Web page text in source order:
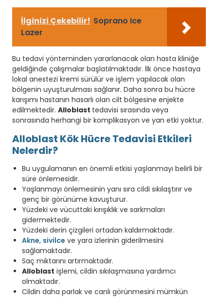
İlginizi Çekebilir! Soprano Ice
Lazer
Bu tedavi yönteminden yararlanacak olan hasta kliniğe
geldiğinde çalışmalar başlatılmaktadır. İlk önce hastaya
lokal anestezi kremi sürülür ve işlem yapılacak olan
bölgenin uyuşturulması sağlanır. Daha sonra bu hücre
karışımı hastanın hasarlı olan cilt bölgesine enjekte
edilmektedir. Alloblast tedavisi sırasında veya
sonrasında herhangi bir komplikasyon ve yan etki yoktur.
Alloblast Kök Hücre Tedavisi Etkileri
Nelerdir?
Bu uygulamanın en önemli etkisi yaşlanmayı belirli bir
süre önlemesidir.
Yaşlanmayı önlemesinin yanı sıra cildi sıkılaştırır ve
genç bir görünüme kavuşturur.
Yüzdeki ve vücuttaki kırışıklık ve sarkmaları
gidermektedir.
Yüzdeki derin çizgileri ortadan kaldırmaktadır.
Akne, sivilce ve yara izlerinin giderilmesini
sağlamaktadır.
Saç miktarını artırmaktadır.
Alloblast işlemi, cildin sıkılaşmasına yardımcı
olmaktadır.
Cildin daha parlak ve canlı görünmesini mümkün